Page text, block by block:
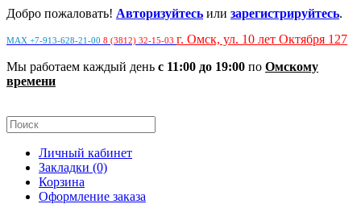
Добро пожаловать! Авторизуйтесь или зарегистрируйтесь.
MAX +7-913-628-21-00 8 (3812) 32-15-03 г. Омск, ул. 10 лет Октября 127
Мы работаем каждый день с 11:00 до 19:00 по Омскому
времени
Личный кабинет
Закладки (0)
Корзина
Оформление заказа